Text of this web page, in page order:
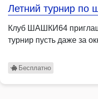
Летний турнир по
Клуб ШАШКИ64
турнир пусть даже за
Бесплатно